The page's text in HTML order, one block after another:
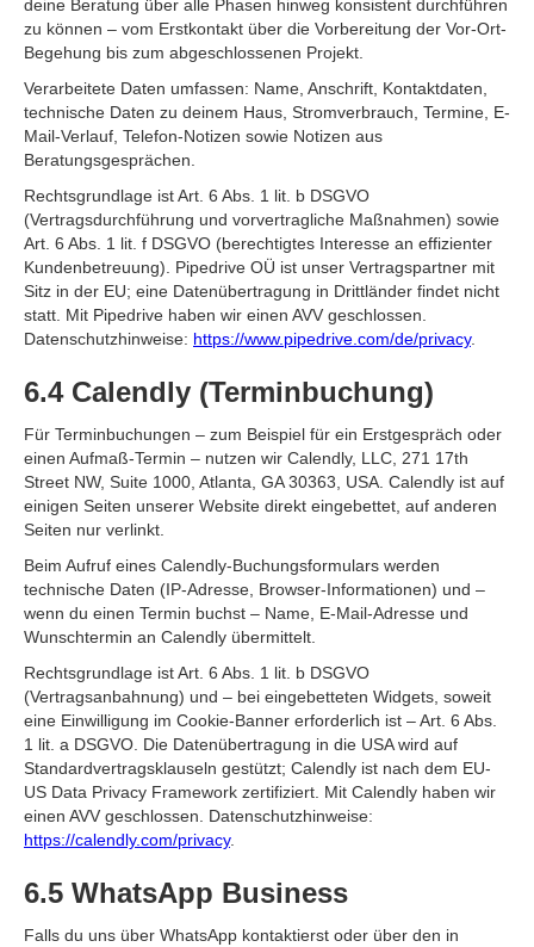
deine Beratung über alle Phasen hinweg konsistent durchführen
zu können – vom Erstkontakt über die Vorbereitung der Vor-Ort-
Begehung bis zum abgeschlossenen Projekt.
Verarbeitete Daten umfassen: Name, Anschrift, Kontaktdaten,
technische Daten zu deinem Haus, Stromverbrauch, Termine, E-
Mail-Verlauf, Telefon-Notizen sowie Notizen aus
Beratungsgesprächen.
Rechtsgrundlage ist Art. 6 Abs. 1 lit. b DSGVO
(Vertragsdurchführung und vorvertragliche Maßnahmen) sowie
Art. 6 Abs. 1 lit. f DSGVO (berechtigtes Interesse an effizienter
Kundenbetreuung). Pipedrive OÜ ist unser Vertragspartner mit
Sitz in der EU; eine Datenübertragung in Drittländer findet nicht
statt. Mit Pipedrive haben wir einen AVV geschlossen.
Datenschutzhinweise: https://www.pipedrive.com/de/privacy.
6.4 Calendly (Terminbuchung)
Für Terminbuchungen – zum Beispiel für ein Erstgespräch oder
einen Aufmaß-Termin – nutzen wir Calendly, LLC, 271 17th
Street NW, Suite 1000, Atlanta, GA 30363, USA. Calendly ist auf
einigen Seiten unserer Website direkt eingebettet, auf anderen
Seiten nur verlinkt.
Beim Aufruf eines Calendly-Buchungsformulars werden
technische Daten (IP-Adresse, Browser-Informationen) und –
wenn du einen Termin buchst – Name, E-Mail-Adresse und
Wunschtermin an Calendly übermittelt.
Rechtsgrundlage ist Art. 6 Abs. 1 lit. b DSGVO
(Vertragsanbahnung) und – bei eingebetteten Widgets, soweit
eine Einwilligung im Cookie-Banner erforderlich ist – Art. 6 Abs.
1 lit. a DSGVO. Die Datenübertragung in die USA wird auf
Standardvertragsklauseln gestützt; Calendly ist nach dem EU-
US Data Privacy Framework zertifiziert. Mit Calendly haben wir
einen AVV geschlossen. Datenschutzhinweise:
https://calendly.com/privacy.
6.5 WhatsApp Business
Falls du uns über WhatsApp kontaktierst oder über den in